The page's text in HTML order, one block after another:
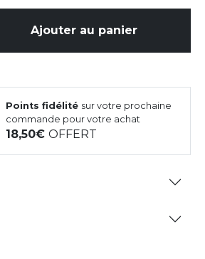
Ajouter au panier
Points fidélité sur votre prochaine
commande pour votre achat
18,50OFFERT